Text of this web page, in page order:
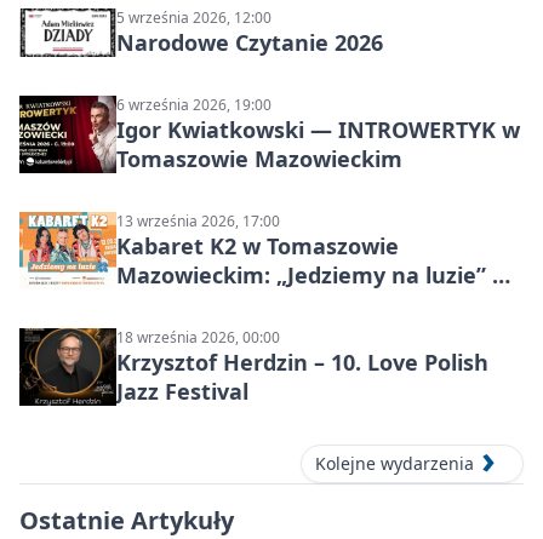
5 września 2026, 12:00
Narodowe Czytanie 2026
6 września 2026, 19:00
Igor Kwiatkowski — INTROWERTYK w
Tomaszowie Mazowieckim
13 września 2026, 17:00
Kabaret K2 w Tomaszowie
Mazowieckim: „Jedziemy na luzie” w
Społecznej
18 września 2026, 00:00
Krzysztof Herdzin – 10. Love Polish
Jazz Festival
Kolejne wydarzenia
Ostatnie Artykuły